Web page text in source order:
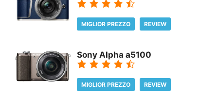
MIGLIOR PREZZO REVIEW
Sony Alpha a5100
MIGLIOR PREZZO REVIEW